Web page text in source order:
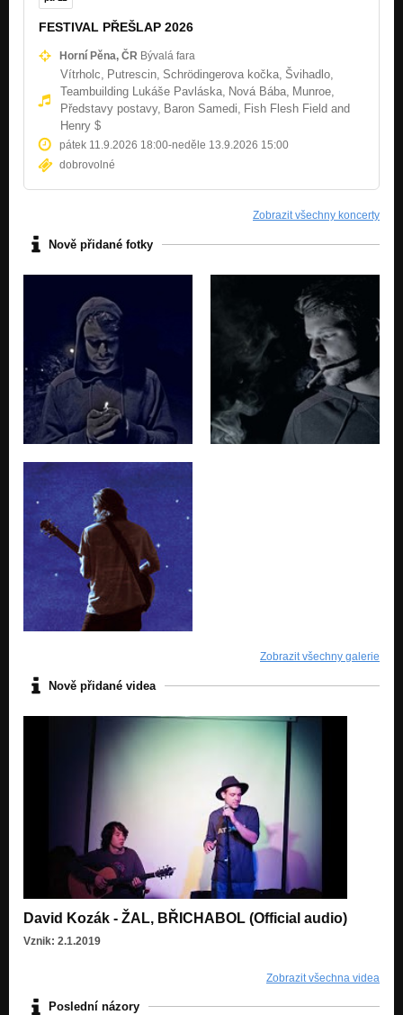
FESTIVAL PŘEŠLAP 2026
Horní Pěna, ČR Bývalá fara
Vítrholc, Putrescin, Schrödingerova kočka, Švihadlo,
Teambuilding Lukáše Pavláska, Nová Bába, Munroe,
Představy postavy, Baron Samedi, Fish Flesh Field and
Henry $
pátek 11.9.2026 18:00-neděle 13.9.2026 15:00
dobrovolné
Zobrazit všechny koncerty
Nově přidané fotky
Zobrazit všechny galerie
Nově přidané videa
David Kozák - ŽAL, BŘICHABOL (Official audio)
Vznik: 2.1.2019
Zobrazit všechna videa
Poslední názory